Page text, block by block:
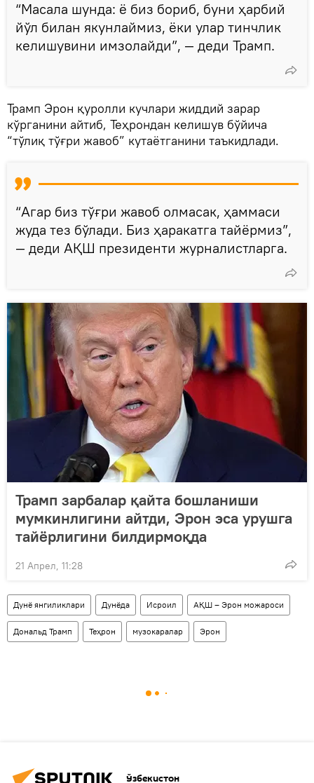
“Масала шунда: ё биз бориб, буни ҳарбий
йўл билан якунлаймиз, ёки улар тинчлик
келишувини имзолайди”, — деди Трамп.
Трамп Эрон қуролли кучлари жиддий зарар
кўрганини айтиб, Теҳрондан келишув бўйича
“тўлиқ тўғри жавоб” кутаётганини таъкидлади.
“Агар биз тўғри жавоб олмасак, ҳаммаси
жуда тез бўлади. Биз ҳаракатга тайёрмиз”,
— деди АҚШ президенти журналистларга.
Трамп зарбалар қайта бошланиши
мумкинлигини айтди, Эрон эса урушга
тайёрлигини билдирмоқда
21 Апрел, 11:28
Дунё янгиликлари Дунёда Исроил АҚШ – Эрон можароси
Дональд Трамп Теҳрон музокаралар Эрон
Ўзбекистон